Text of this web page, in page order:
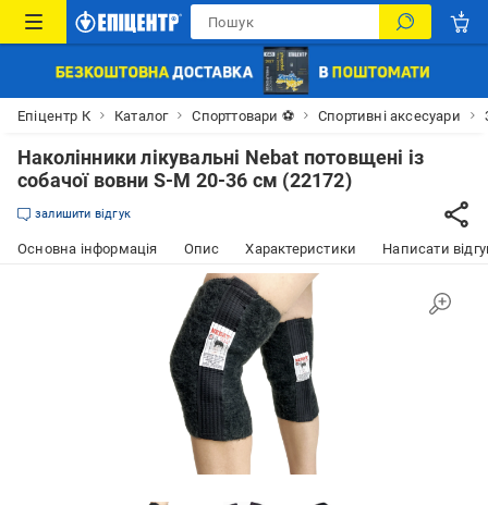
Епіцентр К Каталог Спорттовари ⚽ Спортивні аксесуари
Наколінники лікувальні Nebat потовщені із
собачої вовни S-M 20-36 см (22172)
залишити відгук
Основна інформація Опис Характеристики Написати